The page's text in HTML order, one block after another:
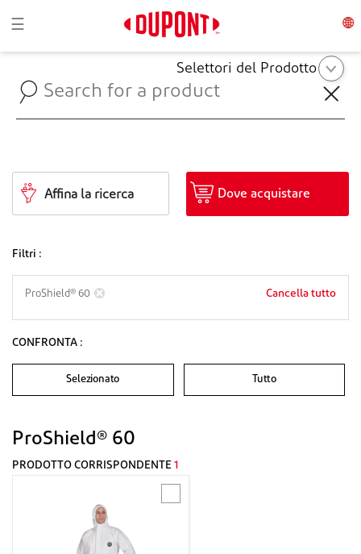
Toggle navigation
☰
Selettori del Prodotto
Affina la ricerca Dove acquistare
Filtri :
ProShield® 60 Cancella tutto
CONFRONTA :
Selezionato Tutto
ProShield® 60
PRODOTTO CORRISPONDENTE 1